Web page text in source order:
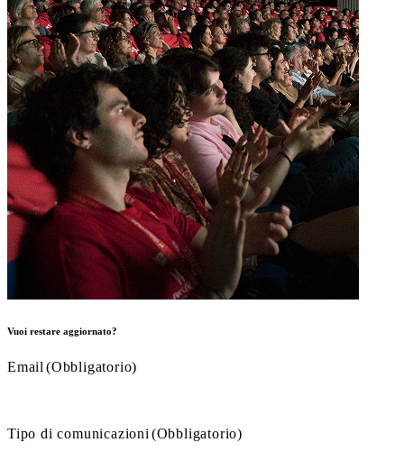
Vuoi restare aggiornato?
Email (Obbligatorio)
Tipo di comunicazioni (Obbligatorio)